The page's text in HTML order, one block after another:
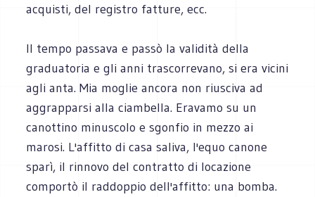
acquisti, del registro fatture, ecc.
Il tempo passava e passò la validità della
graduatoria e gli anni trascorrevano, si era vicini
agli anta. Mia moglie ancora non riusciva ad
aggrapparsi alla ciambella. Eravamo su un
canottino minuscolo e sgonfio in mezzo ai
marosi. L'affitto di casa saliva, l'equo canone
sparì, il rinnovo del contratto di locazione
comportò il raddoppio dell'affitto: una bomba.